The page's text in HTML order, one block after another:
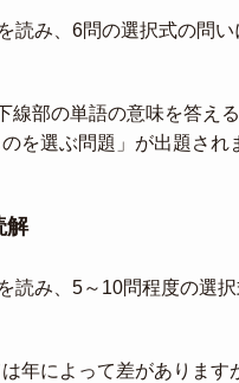
読み、6問の選択式の問い
線部の単語の意味を答え
を選ぶ問題」が出題され
解
読み、5～10問程度の選
年によって差があります